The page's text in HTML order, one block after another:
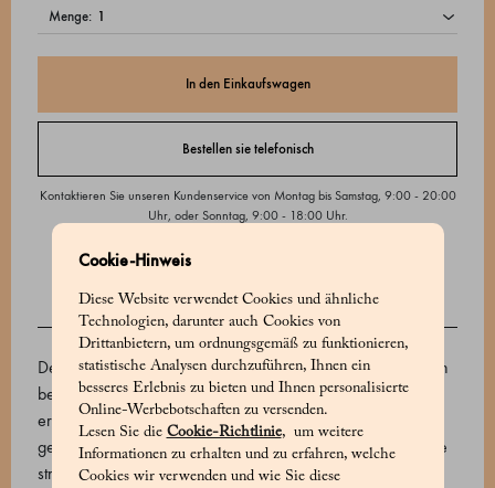
Cookie-Hinweis
Diese Website verwendet Cookies und ähnliche
Technologien, darunter auch Cookies von
Drittanbietern, um ordnungsgemäß zu funktionieren,
statistische Analysen durchzuführen, Ihnen ein
besseres Erlebnis zu bieten und Ihnen personalisierte
Online-Werbebotschaften zu versenden.
Lesen Sie die Cookie-Richtlinie, um weitere
Informationen zu erhalten und zu erfahren, welche
Cookies wir verwenden und wie Sie diese
menge:
In den Einkaufswagen
Bestellen sie telefonisch
Kontaktieren Sie unseren Kundenservice von Montag bis Samstag, 9:00 - 20:00
Uhr, oder Sonntag, 9:00 - 18:00 Uhr.
BESCHREIBUNG
Der Name „Dragée“ kann eine große Vielfalt an Süßwaren
bezeichnen, doch alle Dragées von Marchesi 1824 haben
erstklassige Zutaten und ihre unwiderstehliche Art
gemeinsam. Die umhüllenden Noten von Kokosnuss und die
strahlende Frische der Zitrone verschmelzen harmonisch,